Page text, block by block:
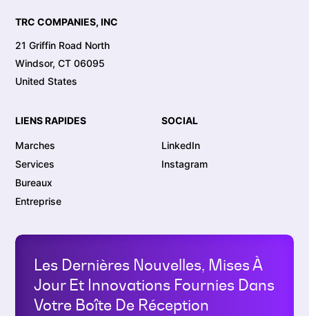
TRC COMPANIES, INC
21 Griffin Road North
Windsor, CT 06095
United States
LIENS RAPIDES
Marches
Services
Bureaux
Entreprise
SOCIAL
LinkedIn
Instagram
Les Dernières Nouvelles, Mises À
Jour Et Innovations Fournies Dans
Votre Boîte De Réception